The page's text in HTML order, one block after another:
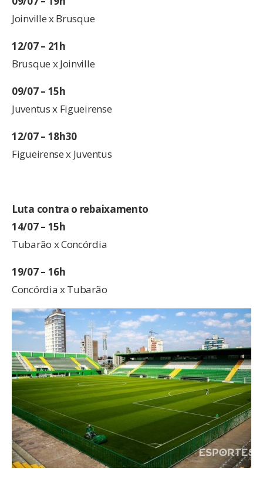
Joinville x Brusque
12/07 – 21h
Brusque x Joinville
09/07 – 15h
Juventus x Figueirense
12/07 – 18h30
Figueirense x Juventus
Luta contra o rebaixamento
14/07 – 15h
Tubarão x Concórdia
19/07 – 16h
Concórdia x Tubarão